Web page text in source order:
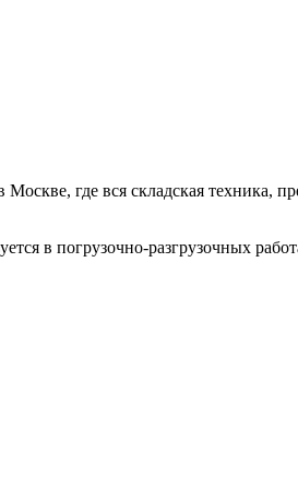
где вся складская техника,
в погрузочно-разгрузочных